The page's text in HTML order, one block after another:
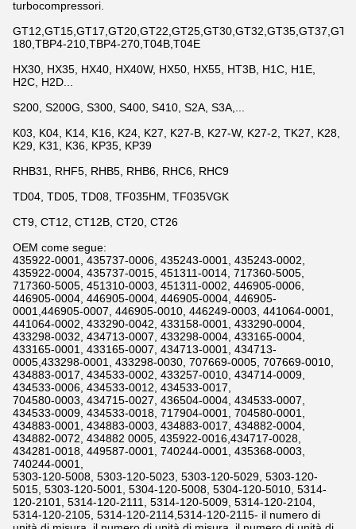
turbocompressori.
180,TBP4-210,TBP4-270,T04B,T04E
HX30, HX35, HX40, HX40W, HX50, HX55, HT3B, H1C, H1E,
H2C, H2D...
S200, S200G, S300, S400, S410, S2A, S3A,...
K03, K04, K14, K16, K24, K27, K27-B, K27-W, K27-2, TK27, K28,
K29, K31, K36, KP35, KP39
RHB31, RHF5, RHB5, RHB6, RHC6, RHC9
TD04, TD05, TD08, TF035HM, TF035VGK
CT9, CT12, CT12B, CT20, CT26
OEM come segue:
435922-0001, 435737-0006, 435243-0001, 435243-0002,
435922-0004, 435737-0015, 451311-0014, 717360-5005,
717360-5005, 451310-0003, 451311-0002, 446905-0006,
446905-0004, 446905-0004, 446905-0004, 446905-
0001,446905-0007, 446905-0010, 446249-0003, 441064-0001,
441064-0002, 433290-0042, 433158-0001, 433290-0004,
433298-0032, 434713-0007, 433298-0004, 433165-0004,
433165-0001, 433165-0007, 434713-0001, 434713-
0005,433298-0001, 433298-0030, 707669-0005, 707669-0010,
434883-0017, 434533-0002, 433257-0010, 434714-0009,
434533-0006, 434533-0012, 434533-0017,
704580-0003, 434715-0027, 436504-0004, 434533-0007,
434533-0009, 434533-0018, 717904-0001, 704580-0001,
434883-0001, 434883-0003, 434883-0017, 434882-0004,
434882-0072, 434882 0005, 435922-0016,434717-0028,
434281-0018, 449587-0001, 740244-0001, 435368-0003,
740244-0001,
5303-120-5008, 5303-120-5023, 5303-120-5029, 5303-120-
5015, 5303-120-5001, 5304-120-5008, 5304-120-5010, 5314-
120-2101, 5314-120-2111, 5314-120-5009, 5314-120-2104,
5314-120-2105, 5314-120-2114,5314-120-2115- il numero di